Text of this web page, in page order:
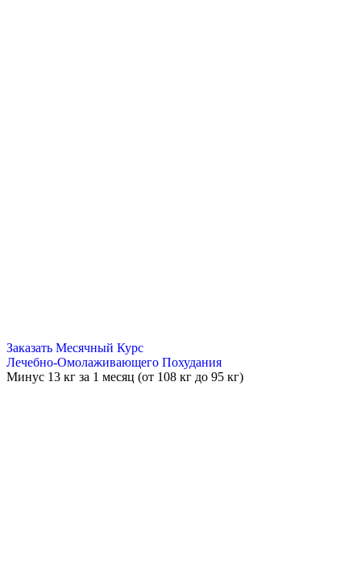
Заказать Месячный Курс
Лечебно-Омолаживающего Похудания
Минус 13 кг за 1 месяц (от 108 кг до 95 кг)